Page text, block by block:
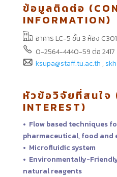
ข้อมูลติดต่อ
INFORMATION)
อาคาร LC-5 ชั้น 3 ห้อง
0-2564-4440-59 ต่อ 2417
ksupa@staff.tu.ac.th ,
หัวข้อวิจัยที่สนใจ
INTEREST)
• Flow based techniques
pharmaceutical, food and
• Microfluidic system
• Environmentally-
natural reagents